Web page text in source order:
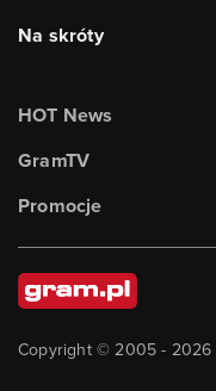
Na skróty
HOT News
GramTV
Promocje
Copyright © 2005 - 2026